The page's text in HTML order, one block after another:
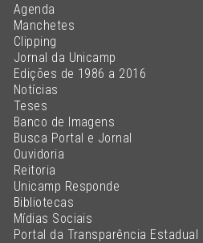
Agenda
Manchetes
Clipping
Jornal da Unicamp
Edições de 1986 a 2016
Notícias
Teses
Banco de Imagens
Busca Portal e Jornal
Ouvidoria
Reitoria
Unicamp Responde
Bibliotecas
Mídias Sociais
Portal da Transparência Estadual